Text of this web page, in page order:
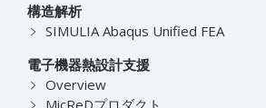
構造解析
SIMULIA Abaqus Unified FEA
電子機器熱設計支援
Overview
MicReDプロダクト